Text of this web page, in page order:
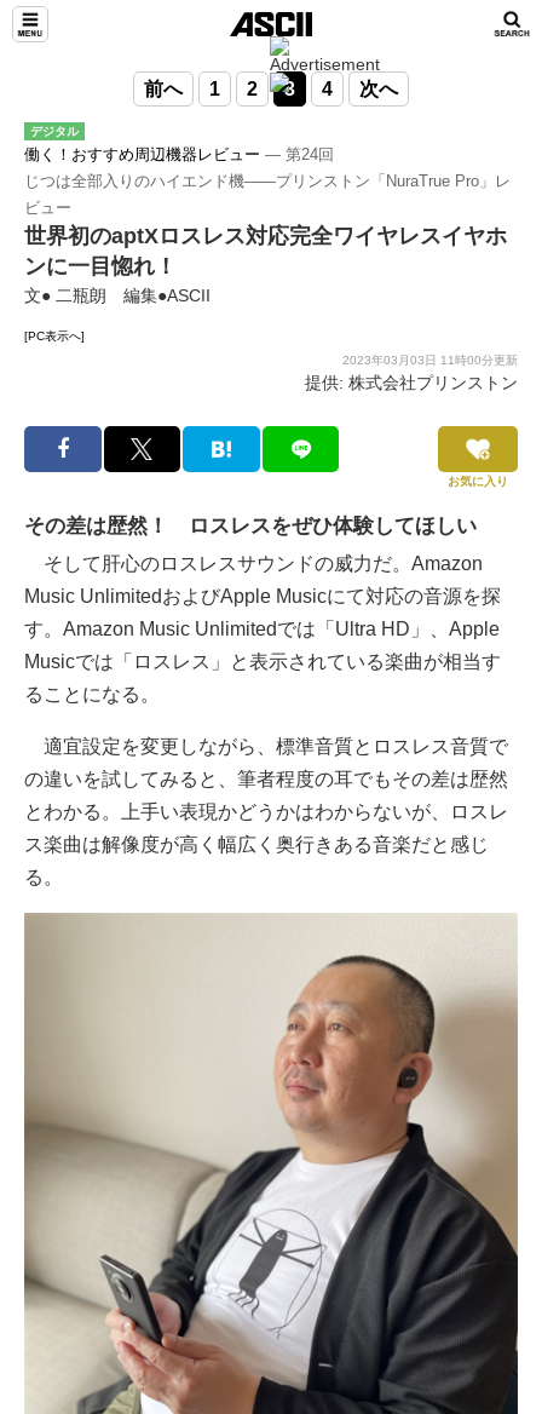
前へ 1 2 3 4 次へ
デジタル
働く！おすすめ周辺機器レビュー ― 第24回
じつは全部入りのハイエンド機――プリンストン「NuraTrue Pro」レ
ビュー
世界初のaptXロスレス対応完全ワイヤレスイヤホ
ンに一目惚れ！
文● 二瓶朗 編集●ASCII
[PC表示へ]
2023年03月03日 11時00分更新
提供: 株式会社プリンストン
お気に入り
その差は歴然！ ロスレスをぜひ体験してほしい
そして肝心のロスレスサウンドの威力だ。Amazon
Music UnlimitedおよびApple Musicにて対応の音源を探
す。Amazon Music Unlimitedでは「Ultra HD」、Apple
Musicでは「ロスレス」と表示されている楽曲が相当す
ることになる。
適宜設定を変更しながら、標準音質とロスレス音質で
の違いを試してみると、筆者程度の耳でもその差は歴然
とわかる。上手い表現かどうかはわからないが、ロスレ
ス楽曲は解像度が高く幅広く奥行きある音楽だと感じ
る。